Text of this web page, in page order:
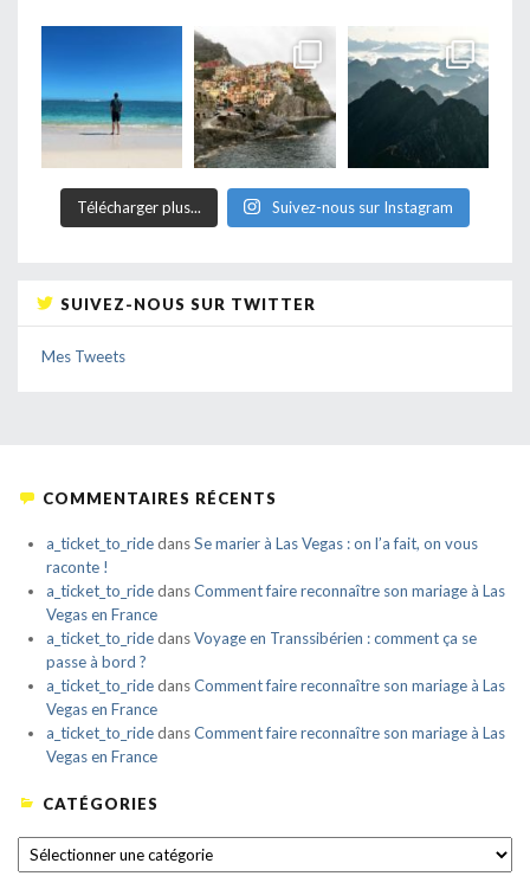
Télécharger plus... Suivez-nous sur Instagram
SUIVEZ-NOUS SUR TWITTER
Mes Tweets
COMMENTAIRES RÉCENTS
a_ticket_to_ridedansSe marier à Las Vegas : on l’a fait, on vous
raconte !
a_ticket_to_ridedansComment faire reconnaître son mariage à Las
Vegas en France
a_ticket_to_ridedansVoyage en Transsibérien : comment ça se
passe à bord ?
a_ticket_to_ridedansComment faire reconnaître son mariage à Las
Vegas en France
a_ticket_to_ridedansComment faire reconnaître son mariage à Las
Vegas en France
CATÉGORIES
CATÉGORIES